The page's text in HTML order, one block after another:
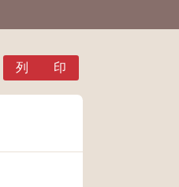
列 印